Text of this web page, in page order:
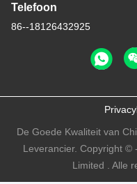
Telefoon
86--18126432925
De Goede Kwaliteit van
Leverancier. Copyright ©
Limited . Alle